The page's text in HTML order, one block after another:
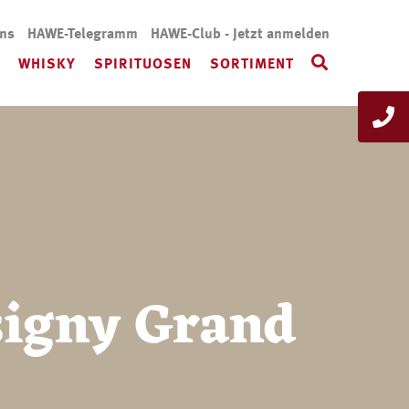
HAWE-Telegramm HAWE-Club - Jetzt anmelden
WHISKY SPIRITUOSEN SORTIMENT
Grand